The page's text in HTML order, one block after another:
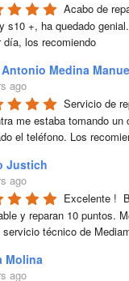
Acabo de
s10 +, ha quedado
día, los recomiendo
Medina
ago
Servicio de
me estaba tomando un
el teléfono. Los
Justich
ago
Excelente !
y reparan 10 puntos.
servicio técnico de
Molina
ago